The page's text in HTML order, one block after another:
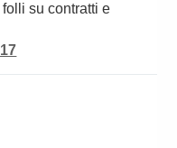
su contratti e